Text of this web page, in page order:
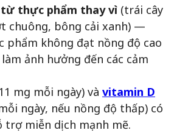
từ thực phẩm thay vì (trái cây
chuông, bông cải xanh) —
phẩm không đạt nồng độ cao
ảnh hưởng đến các cảm
mg mỗi ngày) và vitamin D
ngày, nếu nồng độ thấp) có
trợ miễn dịch mạnh mẽ.